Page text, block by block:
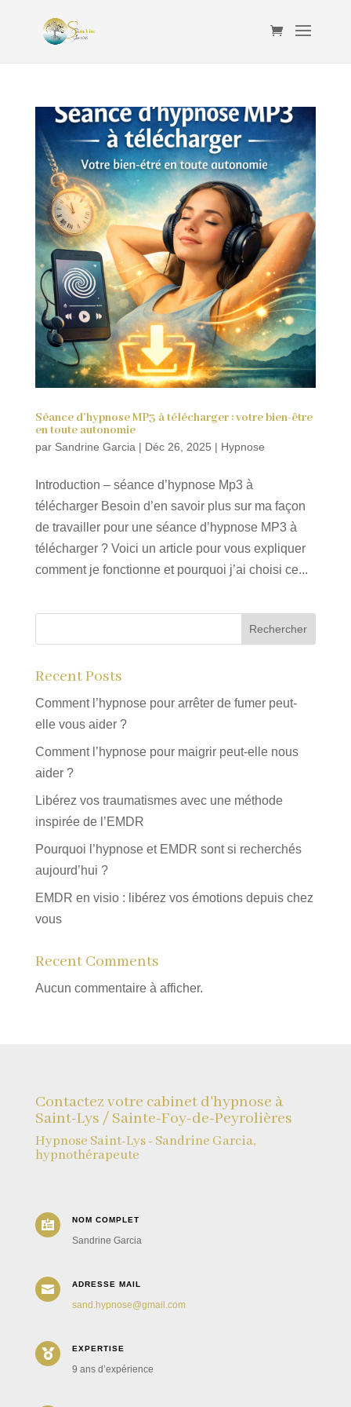
Séance d’hypnose MP3 à télécharger : votre bien-être
en toute autonomie
par Sandrine Garcia| Déc 26, 2025 | Hypnose
Introduction – séance d’hypnose Mp3 à
télécharger Besoin d’en savoir plus sur ma façon
de travailler pour une séance d’hypnose MP3 à
télécharger ? Voici un article pour vous expliquer
comment je fonctionne et pourquoi j’ai choisi ce...
Rechercher
Recent Posts
Comment l’hypnose pour arrêter de fumer peut-
elle vous aider ?
Comment l’hypnose pour maigrir peut-elle nous
aider ?
Libérez vos traumatismes avec une méthode
inspirée de l’EMDR
Pourquoi l’hypnose et EMDR sont si recherchés
aujourd’hui ?
EMDR en visio : libérez vos émotions depuis chez
vous
Recent Comments
Aucun commentaire à afficher.
Contactez votre cabinet d'hypnose à
Saint-Lys / Sainte-Foy-de-Peyrolières
Hypnose Saint-Lys - Sandrine Garcia,
hypnothérapeute
 NOM COMPLET
Sandrine Garcia
 ADRESSE MAIL
sand.hypnose@gmail.com
 EXPERTISE
9 ans d’expérience